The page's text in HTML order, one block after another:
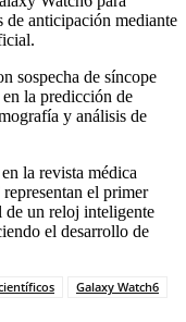
de anticipación mediante
sospecha de síncope
la predicción de
y análisis de
la revista médica
el primer
de un reloj inteligente
el desarrollo de
Galaxy Watch6